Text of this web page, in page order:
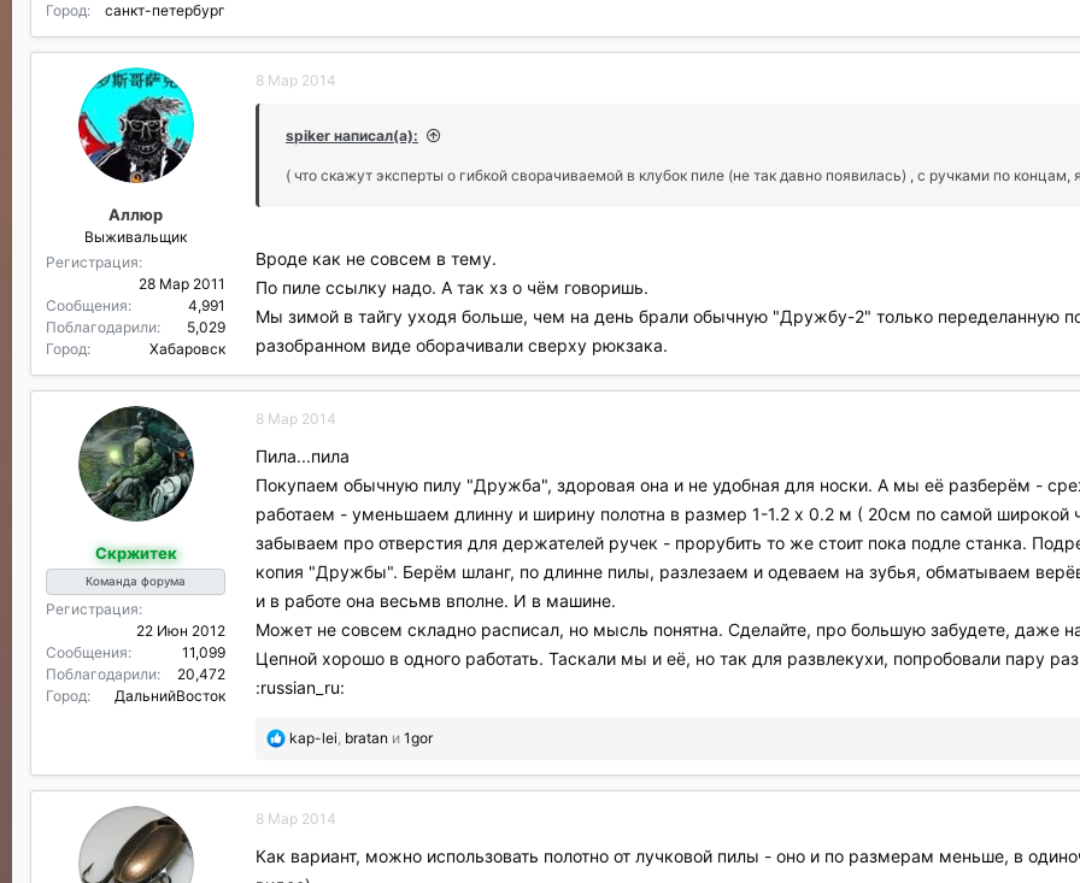
Город
санкт-петербург
Аллюр
Выживальщик
Регистрация
28 Мар 2011
Сообщения
4,991
Поблагодарили
5,029
Город
Хабаровск
8 Мар 2014
spiker написал(а):
( что скажут эксперты о гибкой сворачиваемой в клубок пиле (не так давно появилась) , с ручками по концам,
Вроде как не совсем в тему.
По пиле ссылку надо. А так хз о чём говоришь.
Мы зимой в тайгу уходя больше, чем на день брали обычную "Дружбу-2" только переделанную
разобранном виде оборачивали сверху рюкзака.
Скржитек
Команда форума
Регистрация
22 Июн 2012
Сообщения
11,099
Поблагодарили
20,472
Город
ДальнийВосток
8 Мар 2014
Пила...пила
Покупаем обычную пилу "Дружба", здоровая она и не удобная для носки. А мы её разберём -
работаем - уменьшаем длинну и ширину полотна в размер 1-1.2 х 0.2 м ( 20см по самой широкой
забываем про отверстия для держателей ручек - прорубить то же стоит пока подле станка.
копия "Дружбы". Берём шланг, по длинне пилы, разлезаем и одеваем на зубья, обматываем
и в работе она весьмв вполне. И в машине.
Может не совсем складно расписал, но мысль понятна. Сделайте, про большую забудете, даже
Цепной хорошо в одного работать. Таскали мы и её, но так для развлекухи, попробовали пару
:russian_ru:
П
б
а
о
kap-lei, bratan и 1gor
8 Мар 2014
Как вариант, можно использовать полотно от лучковой пилы - оно и по размерам меньше, в